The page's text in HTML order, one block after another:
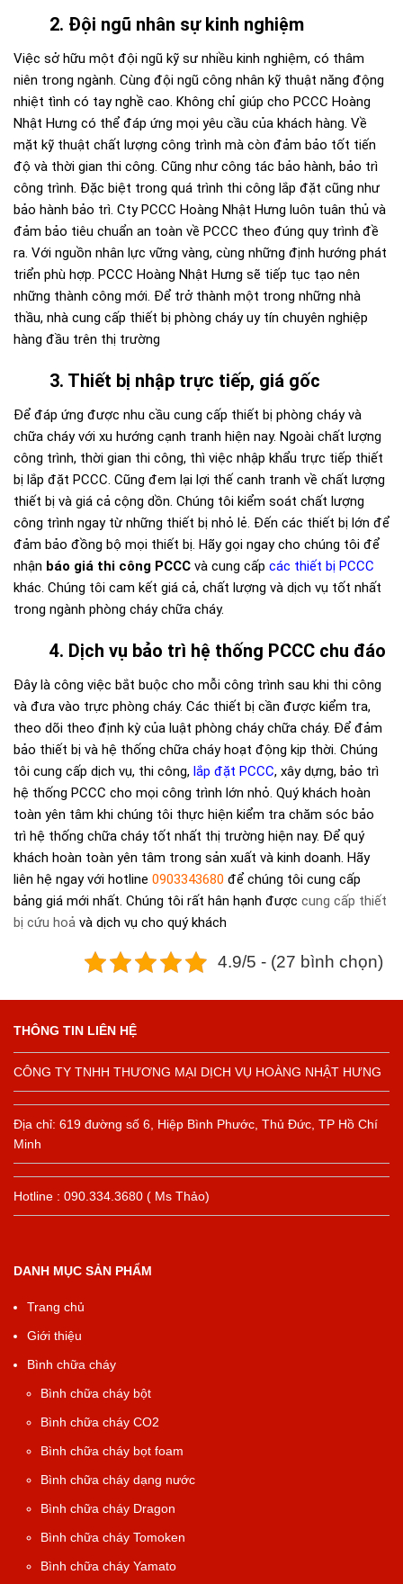
2. Đội ngũ nhân sự kinh nghiệm
Việc sở hữu một đội ngũ kỹ sư nhiều kinh nghiệm, có thâm
niên trong ngành. Cùng đội ngũ công nhân kỹ thuật năng động
nhiệt tình có tay nghề cao. Không chỉ giúp cho PCCC Hoàng
Nhật Hưng có thể đáp ứng mọi yêu cầu của khách hàng. Về
mặt kỹ thuật chất lượng công trình mà còn đảm bảo tốt tiến
độ và thời gian thi công. Cũng như công tác bảo hành, bảo trì
công trình. Đặc biệt trong quá trình thi công lắp đặt cũng như
bảo hành bảo trì. Cty PCCC Hoàng Nhật Hưng luôn tuân thủ và
đảm bảo tiêu chuẩn an toàn về PCCC theo đúng quy trình đề
ra. Với nguồn nhân lực vững vàng, cùng những định hướng phát
triển phù hợp. PCCC Hoàng Nhật Hưng sẽ tiếp tục tạo nên
những thành công mới. Để trở thành một trong những nhà
thầu, nhà cung cấp thiết bị phòng cháy uy tín chuyên nghiệp
hàng đầu trên thị trường
3. Thiết bị nhập trực tiếp, giá gốc
Để đáp ứng được nhu cầu cung cấp thiết bị phòng cháy và
chữa cháy với xu hướng cạnh tranh hiện nay. Ngoài chất lượng
công trình, thời gian thi công, thì việc nhập khẩu trực tiếp thiết
bị lắp đặt PCCC. Cũng đem lại lợi thế canh tranh về chất lượng
thiết bị và giá cả cộng dồn. Chúng tôi kiểm soát chất lượng
công trình ngay từ những thiết bị nhỏ lẻ. Đến các thiết bị lớn để
đảm bảo đồng bộ mọi thiết bị. Hãy gọi ngay cho chúng tôi để
nhận báo giá thi công PCCC và cung cấp các thiết bị PCCC
khác. Chúng tôi cam kết giá cả, chất lượng và dịch vụ tốt nhất
trong ngành phòng cháy chữa cháy.
4. Dịch vụ bảo trì hệ thống PCCC chu đáo
Đây là công việc bắt buộc cho mỗi công trình sau khi thi công
và đưa vào trực phòng cháy. Các thiết bị cần được kiểm tra,
theo dõi theo định kỳ của luật phòng cháy chữa cháy. Để đảm
bảo thiết bị và hệ thống chữa cháy hoạt động kịp thời. Chúng
tôi cung cấp dịch vụ, thi công, lắp đặt PCCC, xây dựng, bảo trì
hệ thống PCCC cho mọi công trình lớn nhỏ. Quý khách hoàn
toàn yên tâm khi chúng tôi thực hiện kiểm tra chăm sóc bảo
trì hệ thống chữa cháy tốt nhất thị trường hiện nay. Để quý
khách hoàn toàn yên tâm trong sản xuất và kinh doanh. Hãy
liên hệ ngay với hotline 0903343680 để chúng tôi cung cấp
bảng giá mới nhất. Chúng tôi rất hân hạnh được cung cấp thiết
bị cứu hoả và dịch vụ cho quý khách
4.9/5 - (27 bình chọn)
THÔNG TIN LIÊN HỆ
CÔNG TY TNHH THƯƠNG MẠI DỊCH VỤ HOÀNG NHẬT HƯNG
Địa chỉ: 619 đường số 6, Hiệp Bình Phước, Thủ Đức, TP Hồ Chí
Minh
Hotline : 090.334.3680 ( Ms Thảo)
DANH MỤC SẢN PHẨM
Trang chủ
Giới thiệu
Bình chữa cháy
Bình chữa cháy bột
Bình chữa cháy CO2
Bình chữa cháy bọt foam
Bình chữa cháy dạng nước
Bình chữa cháy Dragon
Bình chữa cháy Tomoken
Bình chữa cháy Yamato